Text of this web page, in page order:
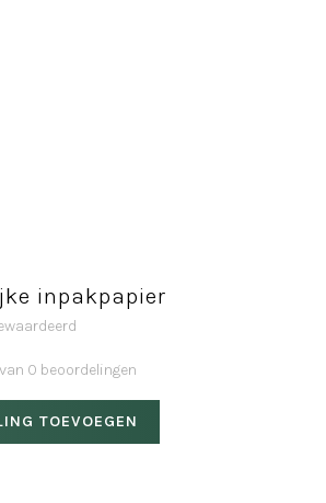
inpakpapier
0 beoordelingen
TOEVOEGEN